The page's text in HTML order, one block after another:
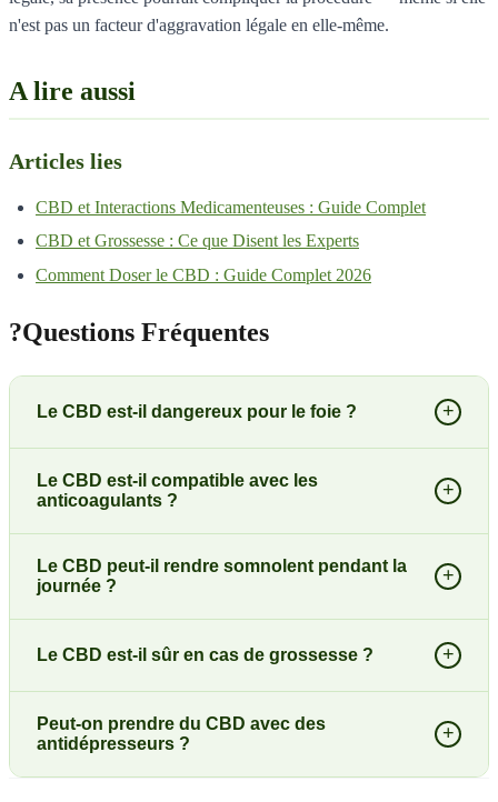
n'est pas un facteur d'aggravation légale en elle-même.
A lire aussi
Articles lies
CBD et Interactions Medicamenteuses : Guide Complet
CBD et Grossesse : Ce que Disent les Experts
Comment Doser le CBD : Guide Complet 2026
?Questions Fréquentes
Le CBD est-il dangereux pour le foie ? +
Le CBD est-il compatible avec les
anticoagulants ?
+
Le CBD peut-il rendre somnolent pendant la
journée ?
+
Le CBD est-il sûr en cas de grossesse ? +
Peut-on prendre du CBD avec des
antidépresseurs ?
+